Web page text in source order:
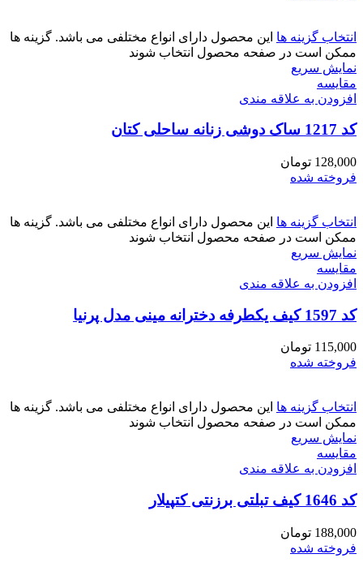
انتخاب گزینه ها این محصول دارای انواع مختلفی می باشد. گزینه ها
ممکن است در صفحه محصول انتخاب شوند
نمایش سریع
مقايسه
افزودن به علاقه مندی
کد 1217 ساک دوشی زنانه ساحلی کتان
128,000 تومان
فروخته شده
انتخاب گزینه ها این محصول دارای انواع مختلفی می باشد. گزینه ها
ممکن است در صفحه محصول انتخاب شوند
نمایش سریع
مقايسه
افزودن به علاقه مندی
کد 1597 کیف یکطرفه دخترانه مینی مدل پرنیا
115,000 تومان
فروخته شده
انتخاب گزینه ها این محصول دارای انواع مختلفی می باشد. گزینه ها
ممکن است در صفحه محصول انتخاب شوند
نمایش سریع
مقايسه
افزودن به علاقه مندی
کد 1646 کیف تبلتی برزنتی کتپیلار
188,000 تومان
فروخته شده